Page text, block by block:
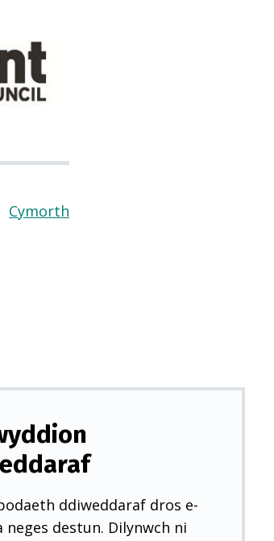
Cymorth
ddiweddaraf dros e-
neges destun. Dilynwch ni